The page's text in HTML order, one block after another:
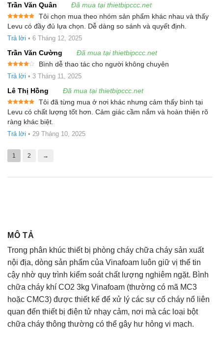
Trần Văn Quân Đã mua tại thietbipccc.net
Được xếp
hạng5 5
sao
Tôi chọn mua theo nhóm sản phẩm khác nhau và thấy
Levu có đầy đủ lựa chọn. Dễ dàng so sánh và quyết định.
Trả lời • 6 Tháng 12, 2025
Trần Văn Cường Đã mua tại thietbipccc.net
xếp
5 sao
Bình dễ thao tác cho người không chuyên
Trả lời • 3 Tháng 11, 2025
Lê Thị Hồng Đã mua tại thietbipccc.net
Được xếp
hạng5 5
sao
Tôi đã từng mua ở nơi khác nhưng cảm thấy bình tại
Levu có chất lượng tốt hơn. Cảm giác cầm nắm và hoàn thiện rõ
ràng khác biệt.
Trả lời • 29 Tháng 10, 2025
1 2 →
MÔ TẢ
Trong phân khúc thiết bị phòng cháy chữa cháy sản xuất
nội địa, dòng sản phẩm của Vinafoam luôn giữ vị thế tin
cậy nhờ quy trình kiểm soát chất lượng nghiêm ngặt. Bình
chữa cháy khí CO2 3kg Vinafoam (thường có mã MC3
hoặc CMC3) được thiết kế để xử lý các sự cố cháy nổ liên
quan đến thiết bị điện tử nhạy cảm, nơi mà các loại bột
chữa cháy thông thường có thể gây hư hỏng vi mạch.